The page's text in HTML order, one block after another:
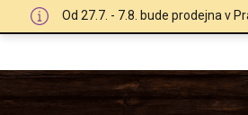
Od 27.7. - 7.8. bude prodejna v